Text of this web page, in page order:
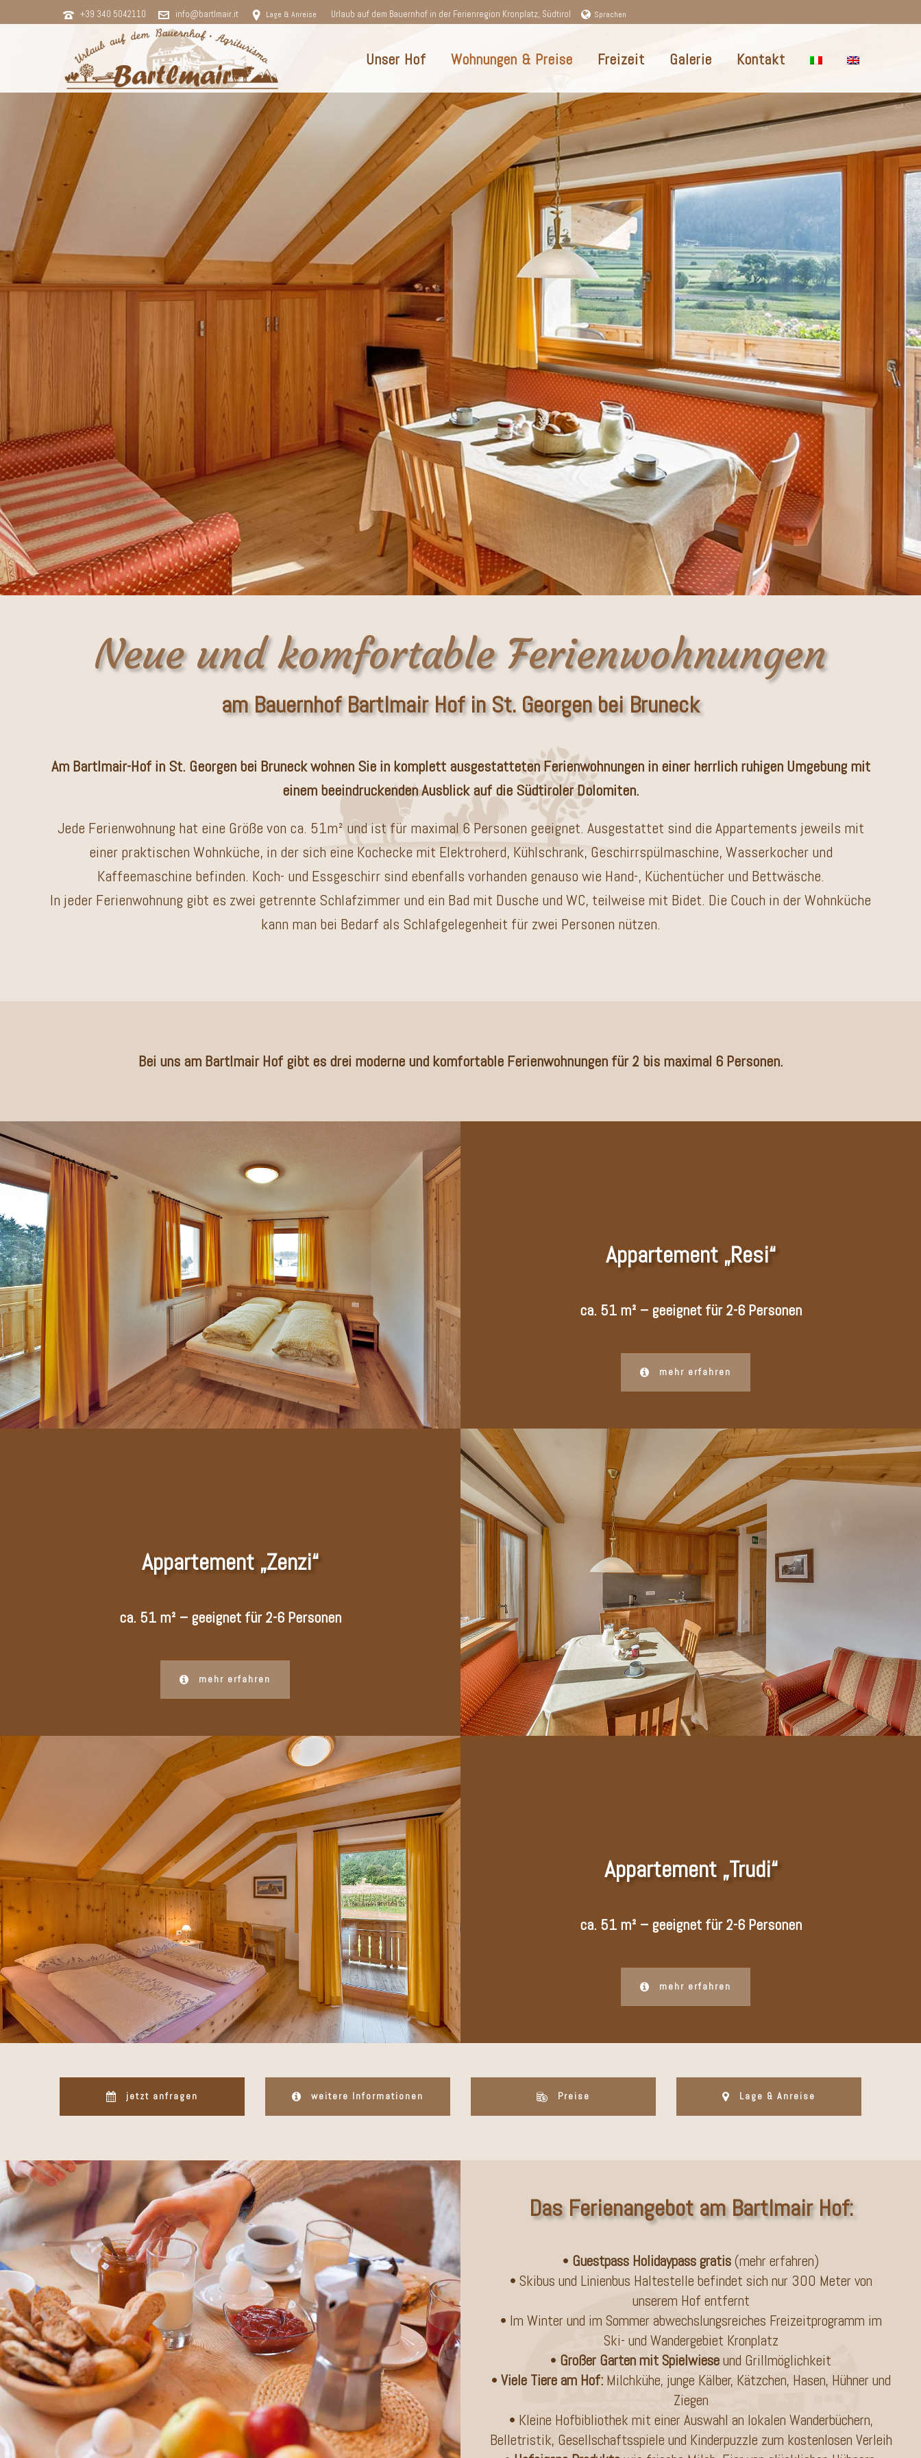
+39 340 5042110 info@bartlmair.it Lage & Anreise Urlaub auf dem Bauernhof in der Ferienregion Kronplatz, Südtirol Sprachen
Unser Hof Wohnungen & Preise Freizeit Galerie Kontakt
Neue und komfortable Ferienwohnungen
am Bauernhof Bartlmair Hof in St. Georgen bei Bruneck
Am Bartlmair-Hof in St. Georgen bei Bruneck wohnen Sie in komplett ausgestatteten Ferienwohnungen in einer herrlich ruhigen Umgebung mit
einem beeindruckenden Ausblick auf die Südtiroler Dolomiten.
Jede Ferienwohnung hat eine Größe von ca. 51m² und ist für maximal 6 Personen geeignet. Ausgestattet sind die Appartements jeweils mit
einer praktischen Wohnküche, in der sich eine Kochecke mit Elektroherd, Kühlschrank, Geschirrspülmaschine, Wasserkocher und
Kaffeemaschine befinden. Koch- und Essgeschirr sind ebenfalls vorhanden genauso wie Hand-, Küchentücher und Bettwäsche.
In jeder Ferienwohnung gibt es zwei getrennte Schlafzimmer und ein Bad mit Dusche und WC, teilweise mit Bidet. Die Couch in der Wohnküche
kann man bei Bedarf als Schlafgelegenheit für zwei Personen nützen.
Bei uns am Bartlmair Hof gibt es drei moderne und komfortable Ferienwohnungen für 2 bis maximal 6 Personen.
Appartement „Resi“
ca. 51 m² – geeignet für 2-6 Personen
mehr erfahren
Appartement „Zenzi“
ca. 51 m² – geeignet für 2-6 Personen
mehr erfahren
Appartement „Trudi“
ca. 51 m² – geeignet für 2-6 Personen
mehr erfahren
jetzt anfragen weitere Informationen Preise Lage & Anreise
Das Ferienangebot am Bartlmair Hof:
• Guestpass Holidaypass gratis(mehr erfahren)
• Skibus und Linienbus Haltestelle befindet sich nur 300 Meter von
unserem Hof entfernt
• Im Winter und im Sommer abwechslungsreiches Freizeitprogramm im
Ski- und Wandergebiet Kronplatz
• Großer Garten mit Spielwieseund Grillmöglichkeit
• Viele Tiere am Hof:Milchkühe, junge Kälber, Kätzchen, Hasen, Hühner und
Ziegen
• Kleine Hofbibliothek mit einer Auswahl an lokalen Wanderbüchern,
Belletristik, Gesellschaftsspiele und Kinderpuzzle zum kostenlosen Verleih